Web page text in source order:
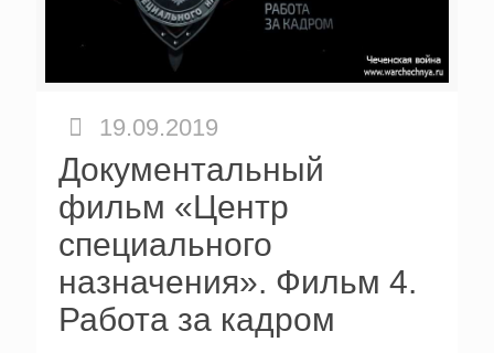
19.09.2019
Документальный
фильм «Центр
специального
назначения». Фильм 4.
Работа за кадром